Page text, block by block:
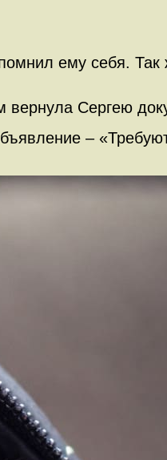
ему себя. Так
Сергею
–